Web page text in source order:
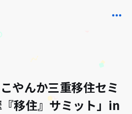
やんか三重移住セミ
移住』サミット」in